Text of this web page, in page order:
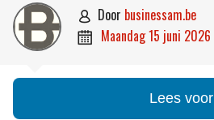
 door businessam.be
 maandag 15 juni 2026
Lees voor